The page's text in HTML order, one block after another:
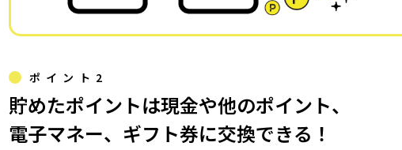
ポイント2
貯めたポイントは現金や他のポイント、
電子マネー、ギフト券に交換できる！